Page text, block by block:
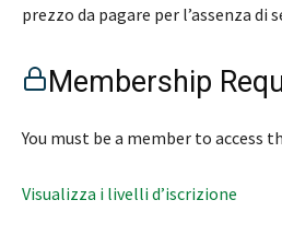
prezzo da pagare per l’assenza di
Membership
You must be a member to access
Visualizza i livelli d’iscrizione